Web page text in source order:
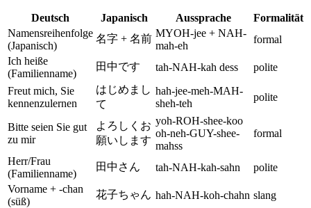
Deutsch Japanisch Aussprache
Formalität
Namensreihenfolge
(Japanisch)
名字 + 名前 MYOH-jee + NAH-
mah-eh
formal
Ich heiße
(Familienname)
田中です tah-NAH-kah dess
polite
Freut mich, Sie
kennenzulernen
はじめまし
て
hah-jee-meh-MAH-
sheh-teh
polite
Bitte seien Sie gut
zu mir
よろしくお
願いします
yoh-ROH-shee-koo
oh-neh-GUY-shee-
mahss
formal
Herr/Frau
(Familienname)
田中さん tah-NAH-kah-sahn
polite
Vorname + -chan
(süß)
花子ちゃん hah-NAH-koh-chahn slang